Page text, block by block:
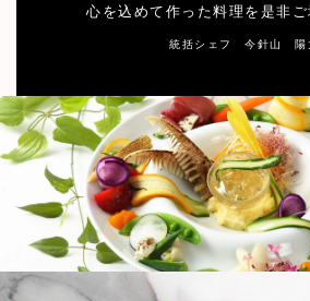
心を込めて作った料理を是非ご
統括シェフ 今針山 陽